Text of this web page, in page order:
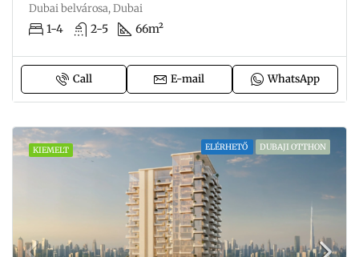
Dubai belvárosa, Dubai
1-4 2-5 66m²
Call E-mail WhatsApp
KIEMELT ELÉRHETŐ DUBAJI OTTHON